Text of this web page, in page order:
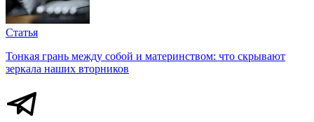
Статья
Тонкая грань между собой и материнством: что скрывают
зеркала наших вторников